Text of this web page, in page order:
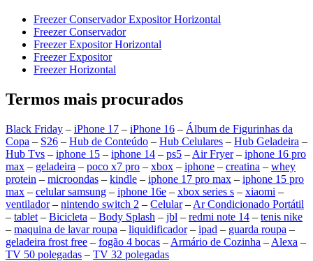
Freezer Conservador Expositor Horizontal
Freezer Conservador
Freezer Expositor Horizontal
Freezer Expositor
Freezer Horizontal
Termos mais procurados
Black Friday – iPhone 17 – iPhone 16 – Álbum de Figurinhas da
Copa – S26 – Hub de Conteúdo – Hub Celulares – Hub Geladeira –
Hub Tvs – iphone 15 – iphone 14 – ps5 – Air Fryer– iphone 16 pro
max – geladeira – poco x7 pro – xbox – iphone – creatina – whey
protein – microondas – kindle – iphone 17 pro max – iphone 15 pro
max – celular samsung – iphone 16e – xbox series s – xiaomi –
ventilador– nintendo switch 2 – Celular– Ar Condicionado Portátil
– tablet – Bicicleta – Body Splash – jbl – redmi note 14 – tenis nike
– maquina de lavar roupa – liquidificador– ipad – guarda roupa –
geladeira frost free – fogão 4 bocas – Armário de Cozinha – Alexa –
TV 50 polegadas – TV 32 polegadas